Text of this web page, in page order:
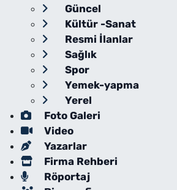
Güncel
Kültür -Sanat
Resmi İlanlar
Sağlık
Spor
Yemek-yapma
Yerel
Foto Galeri
Video
Yazarlar
Firma Rehberi
Röportaj